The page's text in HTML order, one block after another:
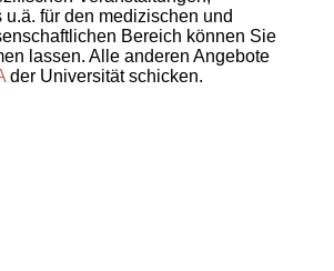
für den medizischen und
Bereich können Sie
lassen. Alle anderen Angebote
der Universität schicken.